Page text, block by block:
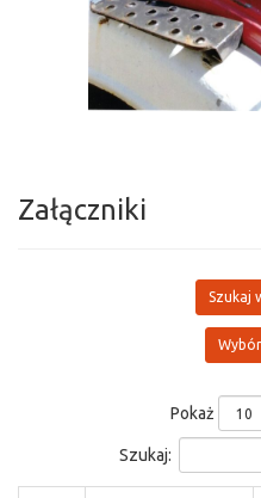
Załączniki
Szukaj
Pokaż
Szukaj: